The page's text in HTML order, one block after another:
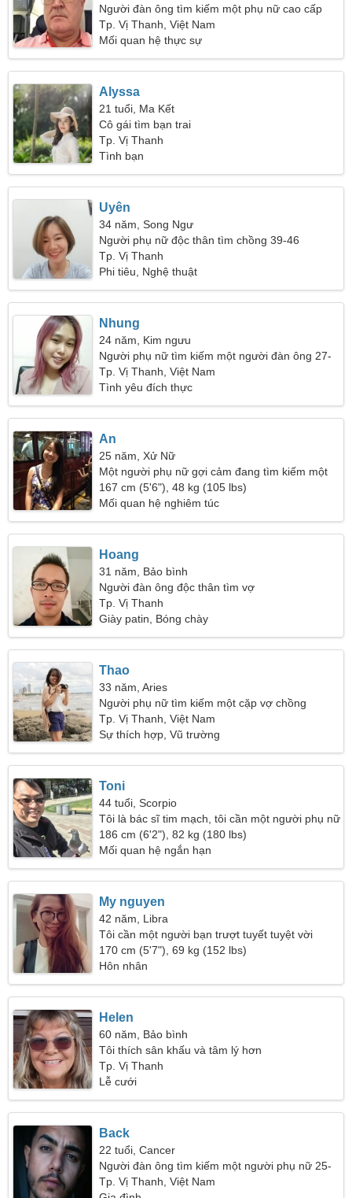
Người đàn ông tìm kiếm một phụ nữ cao cấp
Tp. Vị Thanh, Việt Nam
Mối quan hệ thực sự
Alyssa
21 tuổi, Ma Kết
Cô gái tìm bạn trai
Tp. Vị Thanh
Tình bạn
Uyên
34 năm, Song Ngư
Người phụ nữ độc thân tìm chồng 39-46
Tp. Vị Thanh
Phi tiêu, Nghệ thuật
Nhung
24 năm, Kim ngưu
Người phụ nữ tìm kiếm một người đàn ông 27-
33
Tp. Vị Thanh, Việt Nam
Tình yêu đích thực
An
25 năm, Xử Nữ
Một người phụ nữ gợi cảm đang tìm kiếm một
mối quan hệ yêu đương
167 cm (5'6"), 48 kg (105 lbs)
Mối quan hệ nghiêm túc
Hoang
31 năm, Bảo bình
Người đàn ông độc thân tìm vợ
Tp. Vị Thanh
Giày patin, Bóng chày
Thao
33 năm, Aries
Người phụ nữ tìm kiếm một cặp vợ chồng
Tp. Vị Thanh, Việt Nam
Sự thích hợp, Vũ trường
Toni
44 tuổi, Scorpio
Tôi là bác sĩ tim mạch, tôi cần một người phụ nữ
lộng lẫy
186 cm (6'2"), 82 kg (180 lbs)
Mối quan hệ ngắn hạn
My nguyen
42 năm, Libra
Tôi cần một người bạn trượt tuyết tuyệt vời
170 cm (5'7"), 69 kg (152 lbs)
Hôn nhân
Helen
60 năm, Bảo bình
Tôi thích sân khấu và tâm lý hơn
Tp. Vị Thanh
Lễ cưới
Back
22 tuổi, Cancer
Người đàn ông tìm kiếm một người phụ nữ 25-
30
Tp. Vị Thanh, Việt Nam